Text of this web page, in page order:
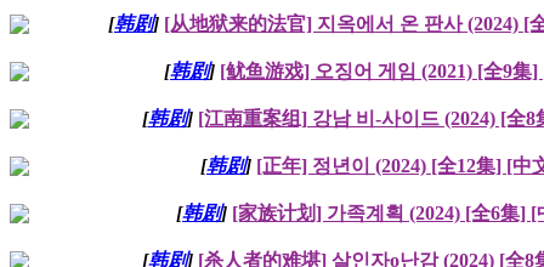
[韩剧] [从地狱来的法官] 지옥에서 온 판사 (2024) [
[韩剧] [鱿鱼游戏] 오징어 게임 (2021) [全9集
[韩剧] [江南重案组] 강남 비-사이드 (2024) [全
[韩剧] [正年] 정년이 (2024) [全12集] [中
[韩剧] [家族计划] 가족계획 (2024) [全6集] [
[韩剧] [杀人者的难堪] 살인자o난감 (2024) [全8